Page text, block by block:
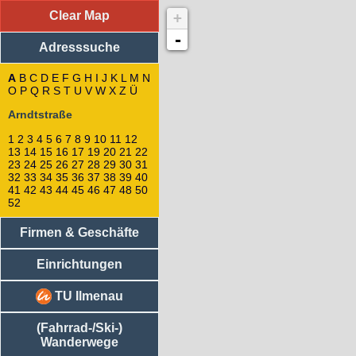
Adresssuche: Arndtstraße
52
50
48
45
47
44
43
42
40
41
39
36
34
32
37
35
33
29
28
Clear Map
Adresssuche
A B C D E F G H I J K L M N
O P Q R S T U V W X Z Ü
Arndtstraße
1 2 3 4 5 6 7 8 9 10 11 12
13 14 15 16 17 19 20 21 22
23 24 25 26 27 28 29 30 31
32 33 34 35 36 37 38 39 40
41 42 43 44 45 46 47 48 50
52
Firmen & Geschäfte
Einrichtungen
TU Ilmenau
(Fahrrad-/Ski-)
Wanderwege
+
-